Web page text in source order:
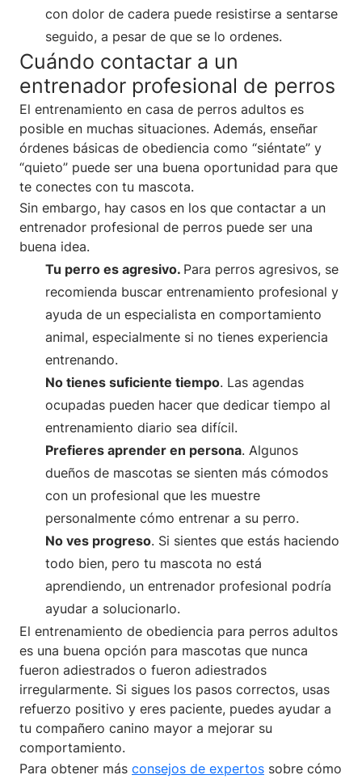
con dolor de cadera puede resistirse a sentarse
seguido, a pesar de que se lo ordenes.
Cuándo contactar a un
entrenador profesional de perros
El entrenamiento en casa de perros adultos es
posible en muchas situaciones. Además, enseñar
órdenes básicas de obediencia como “siéntate” y
“quieto” puede ser una buena oportunidad para que
te conectes con tu mascota.
Sin embargo, hay casos en los que contactar a un
entrenador profesional de perros puede ser una
buena idea.
Tu perro es agresivo. Para perros agresivos, se
recomienda buscar entrenamiento profesional y
ayuda de un especialista en comportamiento
animal, especialmente si no tienes experiencia
entrenando.
No tienes suficiente tiempo. Las agendas
ocupadas pueden hacer que dedicar tiempo al
entrenamiento diario sea difícil.
Prefieres aprender en persona. Algunos
dueños de mascotas se sienten más cómodos
con un profesional que les muestre
personalmente cómo entrenar a su perro.
No ves progreso. Si sientes que estás haciendo
todo bien, pero tu mascota no está
aprendiendo, un entrenador profesional podría
ayudar a solucionarlo.
El entrenamiento de obediencia para perros adultos
es una buena opción para mascotas que nunca
fueron adiestrados o fueron adiestrados
irregularmente. Si sigues los pasos correctos, usas
refuerzo positivo y eres paciente, puedes ayudar a
tu compañero canino mayor a mejorar su
comportamiento.
Para obtener más consejos de expertos sobre cómo